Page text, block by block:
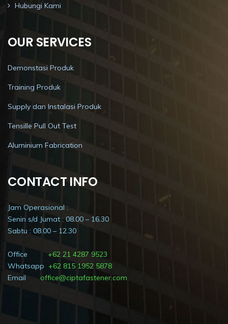
Hubungi Kami
OUR SERVICES
Demonstasi Produk
Training Produk
Supply dan Instalasi Produk
Tensille Pull Out Test
Aluminium Fabrication
CONTACT INFO
Jam Operasional :
Senin s/d Jumat : 08.00 – 16.30
Sabtu : 08.00 – 12.30
Office +62 21 4287 9523
Whatsapp +62 815 1952 5878
Email office@ciptafastener.com